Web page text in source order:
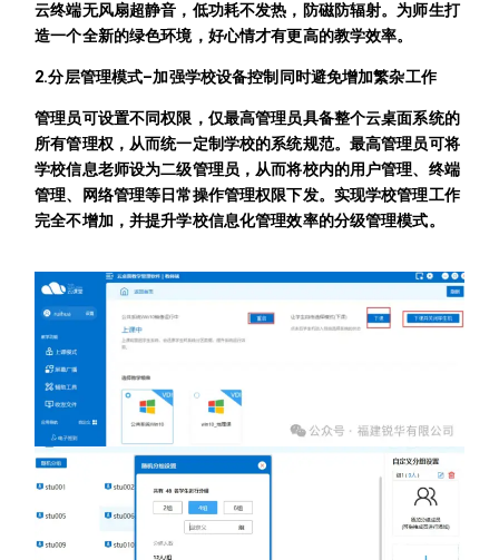
云终端无风扇超静音，低功耗不发热，防磁防辐射。为师生打
造一个全新的绿色环境，好心情才有更高的教学效率。
2.分层管理模式–加强学校设备控制同时避免增加繁杂工作
管理员可设置不同权限，仅最高管理员具备整个云桌面系统的
所有管理权，从而统一定制学校的系统规范。最高管理员可将
学校信息老师设为二级管理员，从而将校内的用户管理、终端
管理、网络管理等日常操作管理权限下发。实现学校管理工作
完全不增加，并提升学校信息化管理效率的分级管理模式。